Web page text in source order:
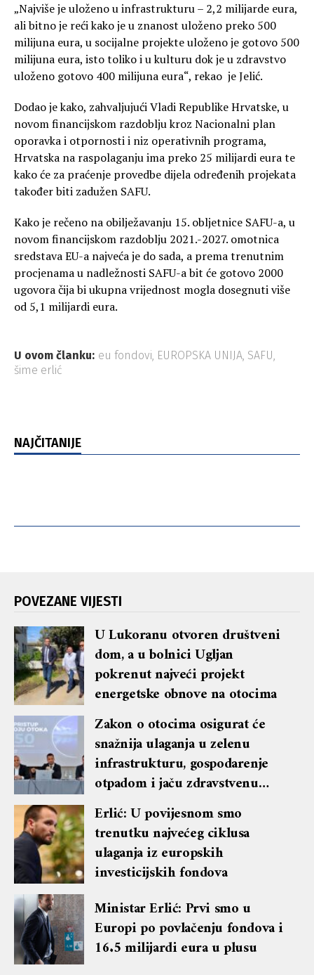
„Najviše je uloženo u infrastrukturu – 2,2 milijarde eura,
ali bitno je reći kako je u znanost uloženo preko 500
milijuna eura, u socijalne projekte uloženo je gotovo 500
milijuna eura, isto toliko i u kulturu dok je u zdravstvo
uloženo gotovo 400 milijuna eura“, rekao je Jelić.
Dodao je kako, zahvaljujući Vladi Republike Hrvatske, u
novom financijskom razdoblju kroz Nacionalni plan
oporavka i otpornosti i niz operativnih programa,
Hrvatska na raspolaganju ima preko 25 milijardi eura te
kako će za praćenje provedbe dijela određenih projekata
također biti zadužen SAFU.
Kako je rečeno na obilježavanju 15. obljetnice SAFU-a, u
novom financijskom razdoblju 2021.-2027. omotnica
sredstava EU-a najveća je do sada, a prema trenutnim
procjenama u nadležnosti SAFU-a bit će gotovo 2000
ugovora čija bi ukupna vrijednost mogla dosegnuti više
od 5,1 milijardi eura.
U ovom članku: eu fondovi, EUROPSKA UNIJA, SAFU,
šime erlić
NAJČITANIJE
POVEZANE VIJESTI
U Lukoranu otvoren društveni
dom, a u bolnici Ugljan
pokrenut najveći projekt
energetske obnove na otocima
Zakon o otocima osigurat će
snažnija ulaganja u zelenu
infrastrukturu, gospodarenje
otpadom i jaču zdravstvenu
zaštitu
Erlić: U povijesnom smo
trenutku najvećeg ciklusa
ulaganja iz europskih
investicijskih fondova
Ministar Erlić: Prvi smo u
Europi po povlačenju fondova i
16.5 milijardi eura u plusu